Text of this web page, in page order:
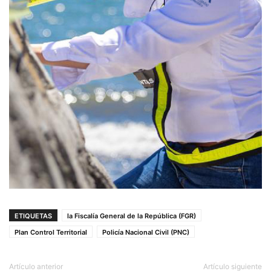
ETIQUETAS
la Fiscalía General de la República (FGR)
Plan Control Territorial
Policía Nacional Civil (PNC)
Artículo anterior Artículo siguiente